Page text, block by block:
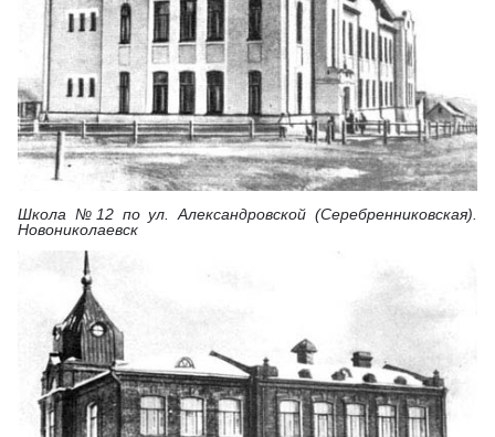
Школа №12 по ул. Александровской (Серебренниковская).
Новониколаевск